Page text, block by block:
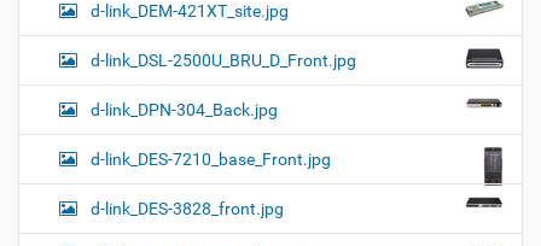
d-link_DEM-421XT_site.jpg
d-link_DSL-2500U_BRU_D_Front.jpg
d-link_DPN-304_Back.jpg
d-link_DES-7210_base_Front.jpg
d-link_DES-3828_front.jpg